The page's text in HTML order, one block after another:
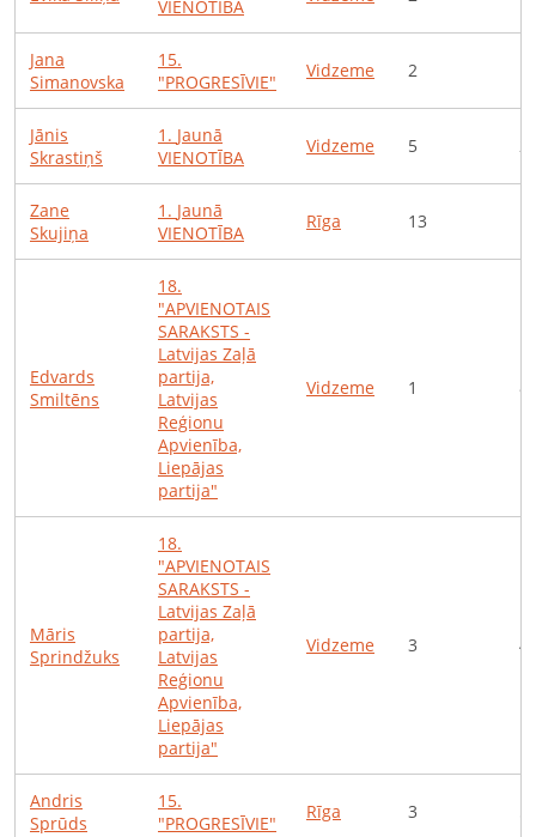
VIENOTĪBA
Jana
Simanovska
15.
"PROGRESĪVIE"
Vidzeme 2
Jānis
Skrastiņš
1 . Jaunā
VIENOTĪBA
Vidzeme 5 2
Zane
Skujiņa
1 . Jaunā
VIENOTĪBA
Rīga 13
Edvards
Smiltēns
18.
"APVIENOTAIS
SARAKSTS -
Latvijas Zaļā
partija,
Latvijas
Reģionu
Apvienība,
Liepājas
partija"
Vidzeme 1 8
Māris
Sprindžuks
18.
"APVIENOTAIS
SARAKSTS -
Latvijas Zaļā
partija,
Latvijas
Reģionu
Apvienība,
Liepājas
partija"
Vidzeme 3 4
Andris
Sprūds
15.
"PROGRESĪVIE"
Rīga 3